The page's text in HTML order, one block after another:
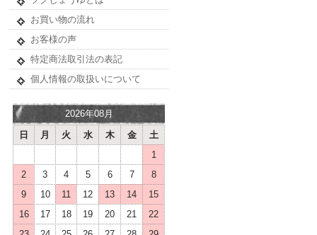
お買い物の流れ
お客様の声
特定商法取引法の表記
個人情報の取扱いについて
2026年08月
日
月 火 水 木 金
土
1
2
3 4 5 6 7
8
9
10 11 12 13 14
15
16
17 18 19 20 21
22